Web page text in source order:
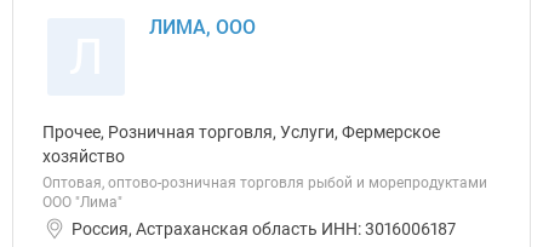
ЛИМА, ООО
Прочее, Розничная торговля, Услуги, Фермерское
хозяйство
Оптовая, оптово-розничная торговля рыбой и морепродуктами
ООО "Лима"
Россия, Астраханская область ИНН: 3016006187